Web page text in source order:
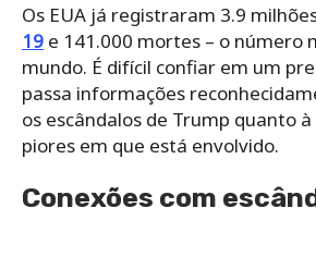
Os EUA já registraram 3.9
19 e 141.000 mortes – o número
mundo. É difícil confiar em um
passa informações
os escândalos de Trump quanto
piores em que está envolvido.
Conexões com